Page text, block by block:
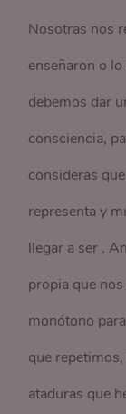
Nosotras nos
enseñaron o
debemos dar
consciencia,
consideras
representa y
llegar a ser .
propia que
monótono
que
ataduras que